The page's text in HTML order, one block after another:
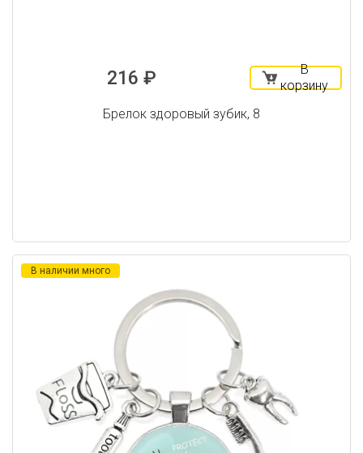
216 ₽
В
корзину
Брелок здоровый зубик, 8
В наличии много